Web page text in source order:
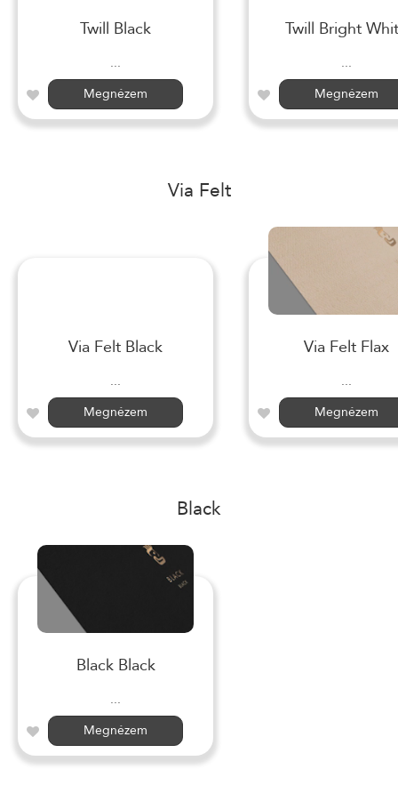
Twill Black
...
Megnézem
Twill Bright
...
Megnézem
Via Felt
Via Felt Black
...
Megnézem
Via Felt Flax
...
Megnézem
Black
Black Black
...
Megnézem